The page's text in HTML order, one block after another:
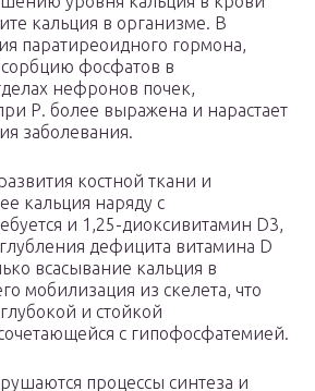
кальция в организме. В
паратиреоидного гормона,
фосфатов в
нефронов почек,
Р. более выражена и нарастает
заболевания.
костной ткани и
кальция наряду с
и 1,25-диоксивитамин D3,
дефицита витамина D
всасывание кальция в
мобилизация из скелета, что
и стойкой
с гипофосфатемией.
процессы синтеза и